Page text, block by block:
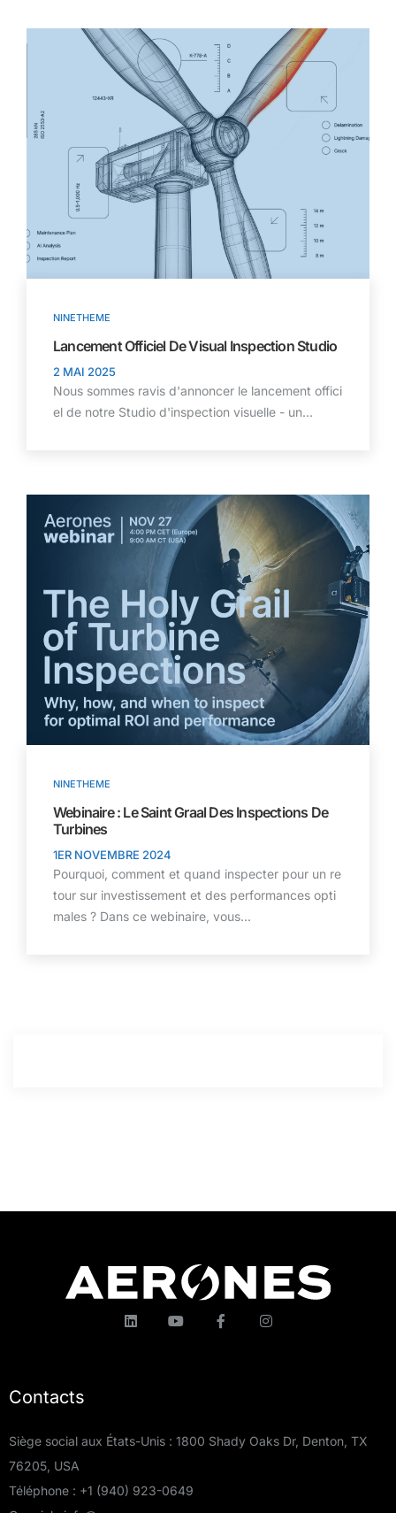
NINETHEME
Lancement Officiel De Visual Inspection Studio
2 MAI 2025
Nous sommes ravis d'annoncer le lancement offici
el de notre Studio d'inspection visuelle - un...
NINETHEME
Webinaire : Le Saint Graal Des Inspections De
Turbines
1ER NOVEMBRE 2024
Pourquoi, comment et quand inspecter pour un re
tour sur investissement et des performances opti
males ? Dans ce webinaire, vous...
Contacts
Siège social aux États-Unis : 1800 Shady Oaks Dr, Denton, TX
76205, USA
Téléphone : +1 (940) 923-0649